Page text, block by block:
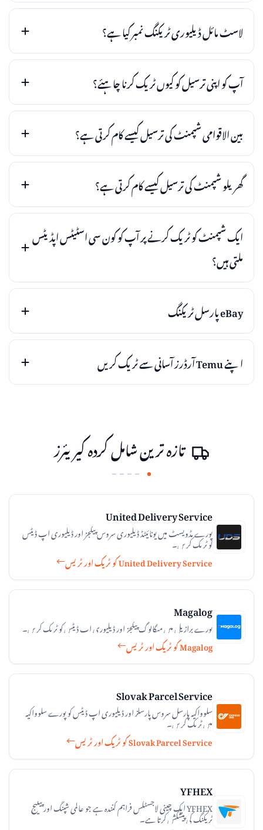
لاسٹ مائل ڈیلیوری ٹریکنگ نمبر کیا ہے؟
آپ کو اپنی ترسیل کو کیوں ٹریک کرنا چاہئے؟
بین الاقوامی شپمنٹ کی ترسیل کیسے کام کرتی ہے؟
گھریلو شپمنٹ کی ترسیل کیسے کام کرتی ہے؟
ایک شپمنٹ کو ٹریک کرنے پر آپ کو کون سی اسٹیٹس اپڈیٹس
ملتی ہیں؟
eBay پارسل ٹریکنگ
اپنے Temu آرڈرز آسانی سے ٹریک کریں
تازہ ترین شامل کردہ کیریئرز
United Delivery Service
پورے مڈویسٹ میں یونائیٹڈ ڈیلیوری سروس پیکجز اور ڈیلیوری اپ ڈیٹس
کو ٹریک کریں۔
United Delivery Service کو ٹریک اور ٹریس
Magalog
پورے برازیل میں میگالوگ پیکجز اور ڈیلیوری اپ ڈیٹس کو ٹریک کریں۔
Magalog کو ٹریک اور ٹریس
Slovak Parcel Service
سلوواکیہ پارسل سروس پارسلز اور ڈیلیوری اپ ڈیٹس کو پورے سلوواکیہ
میں ٹریک کریں۔
Slovak Parcel Service کو ٹریک اور ٹریس
YFHEX
YFHEX ایک چینی لاجسٹکس فراہم کنندہ ہے جو عالمی شپنگ اور پیکیج
ٹریکنگ کی پیشکش کرتا ہے۔